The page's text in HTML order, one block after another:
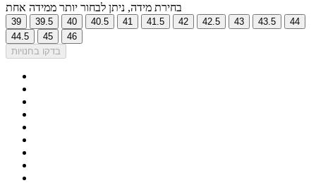
בחירת מידה, ניתן לבחור יותר ממידה אחת
39 39.5 40 40.5 41 41.5 42 42.5 43 43.5
44
44.5
45
46
בדקו בחנויות